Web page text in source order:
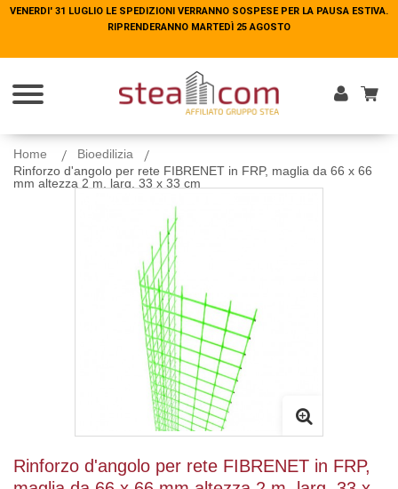
VENERDI' 31 LUGLIO LE SPEDIZIONI VERRANNO SOSPESE PER LA PAUSA ESTIVA.
RIPRENDERANNO MARTEDÌ 25 AGOSTO
Home
Bioedilizia
Rinforzo d'angolo per rete FIBRENET in FRP, maglia da 66 x 66
mm altezza 2 m, larg. 33 x 33 cm
Rinforzo d'angolo per rete FIBRENET in FRP,
VENERDI' 31 LUGLIO LE SPEDIZIONI VERRANNO SOSPESE PER LA PAUSA ESTIVA.
RIPRENDERANNO MARTEDÌ 25 AGOSTO